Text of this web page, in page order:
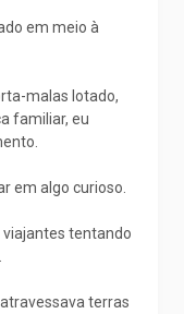
em meio à
malas lotado,
familiar, eu
em algo curioso.
tentando
terras